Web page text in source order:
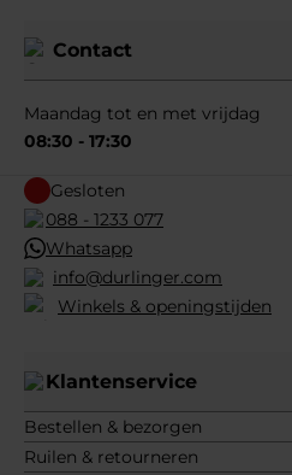
Contact
Maandag tot en met vrijdag
08:30 - 17:30
Gesloten
088 - 1233 077
Whatsapp
info@durlinger.com
Winkels & openingstijden
Klantenservice
Bestellen & bezorgen
Ruilen & retourneren